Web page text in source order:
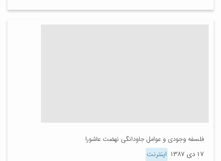
فلسفه وجودی و عوامل جاودانگی نهضت عاشورا
۱۷ دی ۱۳۸۷ اینترنت